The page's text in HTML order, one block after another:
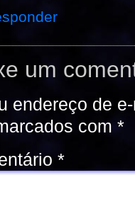
um
endereço de
com*
*